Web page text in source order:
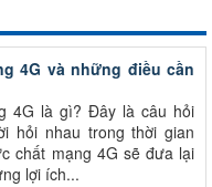
4G và những điều cần
4G là gì? Đây là câu hỏi
hỏi nhau trong thời gian
chất mạng 4G sẽ đưa lại
lợi ích...